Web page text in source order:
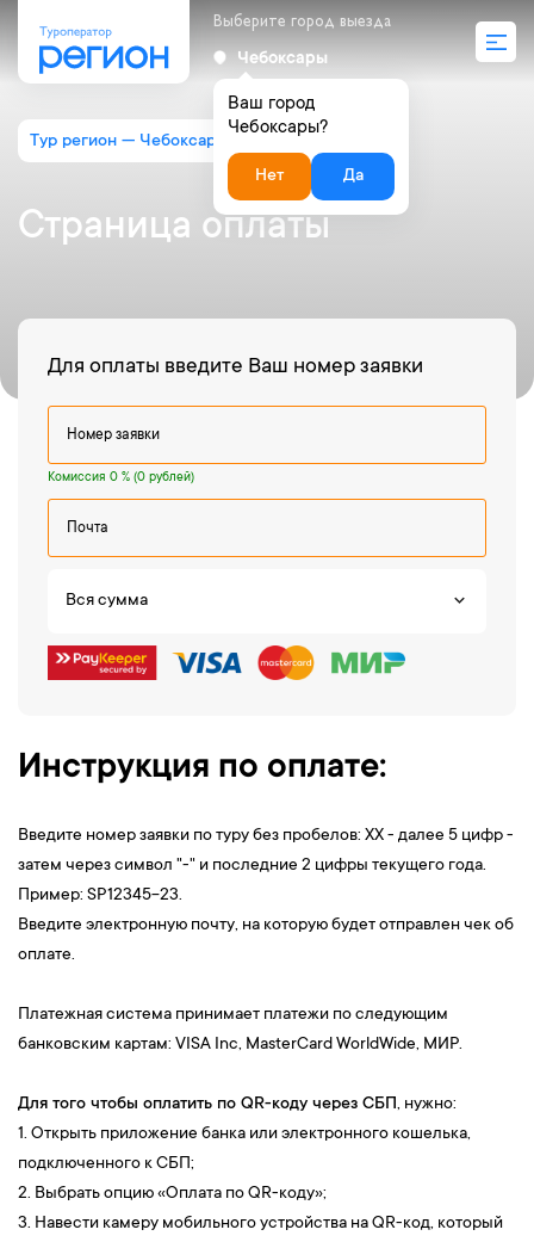
Выберите город выезда
Чебоксары
Ваш город
Чебоксары?
Нет Да
Тур регион — Чебоксары Страница оплаты
Страница оплаты
Для оплаты введите Ваш номер заявки
Комиссия 0 % (0 рублей)
Вся сумма
Инструкция по оплате:
Введите номер заявки по туру без пробелов: XX - далее 5 цифр -
затем через символ "-" и последние 2 цифры текущего года.
Пример: SP12345-23.
Введите электронную почту, на которую будет отправлен чек об
оплате.
Платежная система принимает платежи по следующим
банковским картам: VISA Inc, MasterCard WorldWide, МИР.
Для того чтобы оплатить по QR-коду через СБП, нужно:
1. Открыть приложение банка или электронного кошелька,
подключенного к СБП;
2. Выбрать опцию «Оплата по QR-коду»;
3. Навести камеру мобильного устройства на QR-код, который